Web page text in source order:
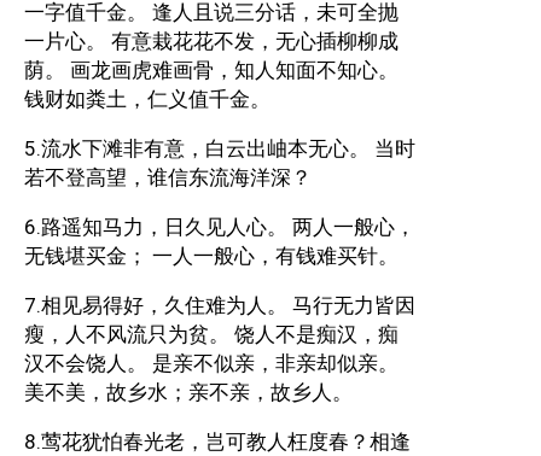
一字值千金。 逢人且说三分话，未可全抛
一片心。 有意栽花花不发，无心插柳柳成
荫。 画龙画虎难画骨，知人知面不知心。
钱财如粪土，仁义值千金。
5.流水下滩非有意，白云出岫本无心。 当时
若不登高望，谁信东流海洋深？
6.路遥知马力，日久见人心。 两人一般心，
无钱堪买金； 一人一般心，有钱难买针。
7.相见易得好，久住难为人。 马行无力皆因
瘦，人不风流只为贫。 饶人不是痴汉，痴
汉不会饶人。 是亲不似亲，非亲却似亲。
美不美，故乡水；亲不亲，故乡人。
8.莺花犹怕春光老，岂可教人枉度春？相逢